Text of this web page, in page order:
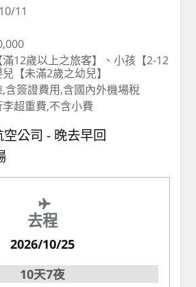
11
12歲以上之旅客】、小孩【2-12
【未滿2歲之幼兒】
含簽證費用,含國內外機場稅
超重費,不含小費
公司
晚去早回
去程
2026/10/25
10天7夜